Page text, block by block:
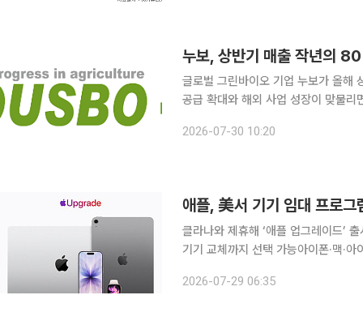
누보, 상반기 매출 작년의
글로벌 그린바이오 기업 누보가 올해
공급 확대와 해외 사업 성장이 맞물
망된다. 누보는 올해 상반기 연
2026-07-30 10:20
애플, 美서 기기 임대 프로
클라나와 제휴해 ‘애플 업그레이드’
기기 교체까지 선택 가능아이폰·맥·
로 임대해 쓸 수 있는 프로그램을 출
2026-07-29 06:35